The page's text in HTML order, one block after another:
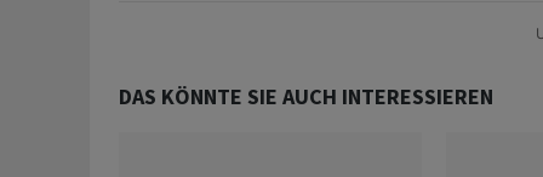
DAS KÖNNTE SIE AUCH INTERESSIEREN